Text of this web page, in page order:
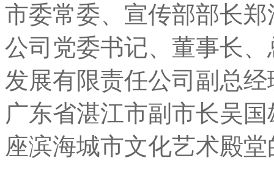
市委常委、宣传部部长
公司党委书记、董事长
发展有限责任公司副总
广东省湛江市副市长吴
座滨海城市文化艺术殿